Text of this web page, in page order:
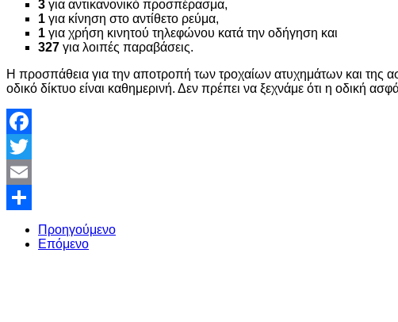
3 για αντικανονικό προσπέρασμα,
1 για κίνηση στο αντίθετο ρεύμα,
1 για χρήση κινητού τηλεφώνου κατά την οδήγηση και
327 για λοιπές παραβάσεις.
Η προσπάθεια για την αποτροπή των τροχαίων ατυχημάτων και της
οδικό δίκτυο είναι καθημερινή. Δεν πρέπει να ξεχνάμε ότι η οδική
Facebook
Twitter
Email
Share
Προηγούμενο
Επόμενο